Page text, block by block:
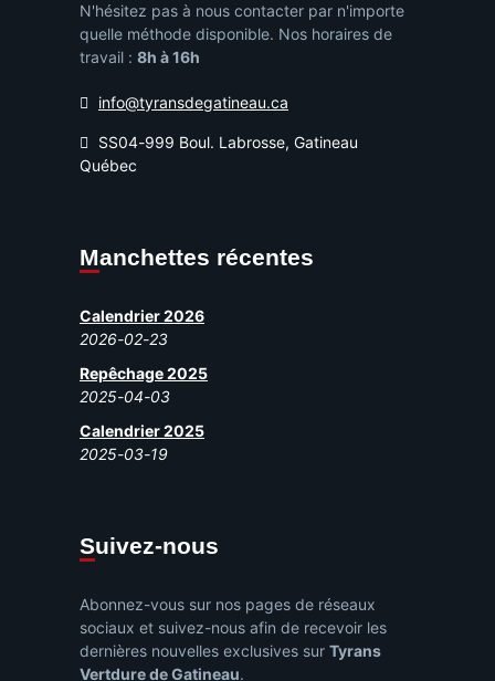
N'hésitez pas à nous contacter par n'importe
quelle méthode disponible. Nos horaires de
travail : 8h à 16h
info@tyransdegatineau.ca
SS04-999 Boul. Labrosse, Gatineau
Québec
Manchettes récentes
Calendrier 2026
2026-02-23
Repêchage 2025
2025-04-03
Calendrier 2025
2025-03-19
Suivez-nous
Abonnez-vous sur nos pages de réseaux
sociaux et suivez-nous afin de recevoir les
dernières nouvelles exclusives sur Tyrans
Vertdure de Gatineau.